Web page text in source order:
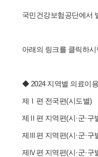
국민건강보험공단에서
아래의 링크를 클릭하
◆ 2024 지역별 의료이
제Ⅰ편 전국편(시도별)
제Ⅱ편 지역편(시·군·구
제Ⅲ편 지역편(시·군·구
제Ⅳ편 지역편(시·군·구